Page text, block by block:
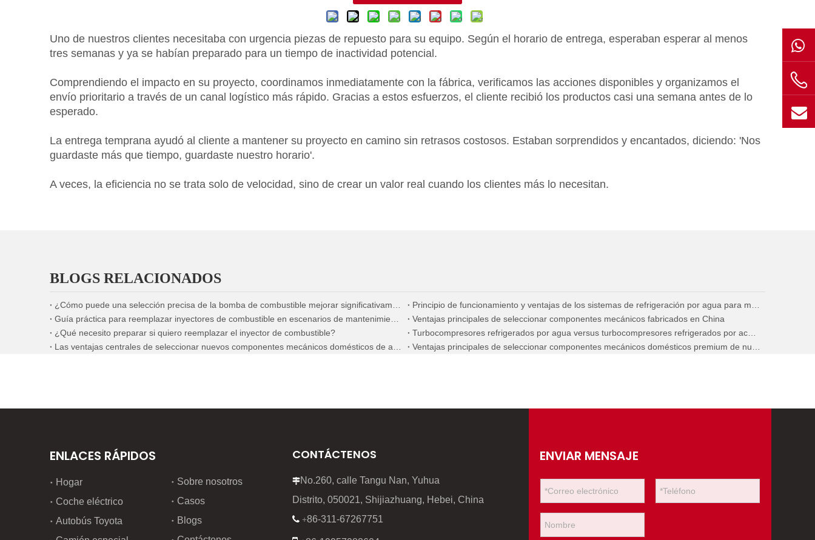
Uno de nuestros clientes necesitaba con urgencia piezas de repuesto para su equipo. Según el horario de entrega, esperaban esperar al menos
tres semanas y ya se habían preparado para un tiempo de inactividad potencial.
Comprendiendo el impacto en su proyecto, coordinamos inmediatamente con la fábrica, verificamos las acciones disponibles y organizamos el
envío prioritario a través de un canal logístico más rápido. Gracias a estos esfuerzos, el cliente recibió los productos casi una semana antes de lo
esperado.
La entrega temprana ayudó al cliente a mantener su proyecto en camino sin retrasos costosos. Estaban sorprendidos y encantados, diciendo: 'Nos
guardaste más que tiempo, guardaste nuestro horario'.
A veces, la eficiencia no se trata solo de velocidad, sino de crear un valor real cuando los clientes más lo necesitan.
BLOGS RELACIONADOS
Ventajas principales de seleccionar componentes mecánicos fabricados en China
¿Qué necesito preparar si quiero reemplazar el inyector de combustible?
ENLACES RÁPIDOS
Hogar
Coche eléctrico
Autobús Toyota
Sobre nosotros
Casos
Blogs
CONTÁCTENOS
No.260, calle Tangu Nan, Yuhua
Distrito, 050021, Shijiazhuang, Hebei, China
 +86-311-67267751
ENVIAR MENSAJE